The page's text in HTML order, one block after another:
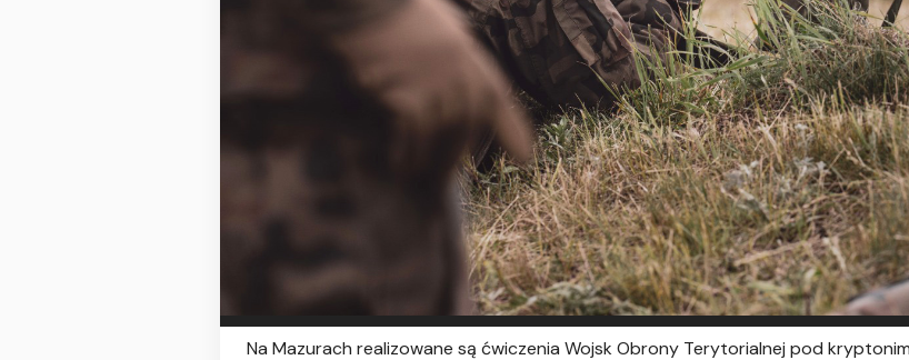
Na Mazurach realizowane są ćwiczenia Wojsk Obrony Terytorialnej pod